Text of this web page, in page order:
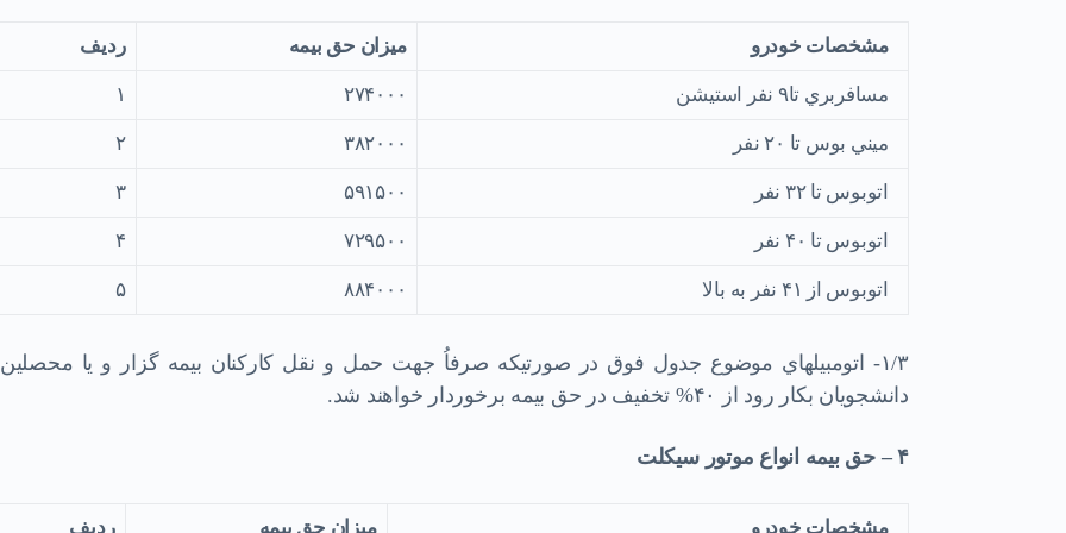
مشخصات خودرو ميزان حق بيمه ردیف
مسافربري تا۹ نفر استيشن ۲۷۴۰۰۰ ۱
ميني بوس تا ۲۰ نفر ۳۸۲۰۰۰ ۲
اتوبوس تا ۳۲ نفر ۵۹۱۵۰۰ ۳
اتوبوس تا ۴۰ نفر ۷۲۹۵۰۰ ۴
اتوبوس از ۴۱ نفر به بالا ۸۸۴۰۰۰ ۵
۱/۳- اتومبيلهاي موضوع جدول فوق در صورتيكه صرفاُ جهت حمل و نقل كاركنان بيمه گزار و يا
دانشجويان بكار رود از ۴۰% تخفيف در حق بيمه برخوردار خواهند شد.
۴–حق بيمه انواع موتور سيكلت
مشخصات خودرو ميزان حق بيمه ردیف